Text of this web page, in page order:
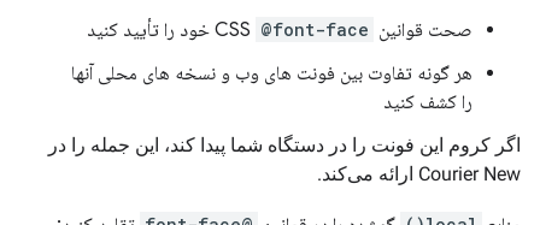
صحت قوانین CSS @font-face
خود را تأیید کنید
هر گونه تفاوت بین فونت های وب و نسخه های محلی آنها
را کشف کنید
اگر کروم این فونت را در دستگاه شما پیدا کند، این جمله را در
Courier New ارائه می‌کند.